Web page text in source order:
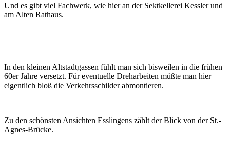
Und es gibt viel Fachwerk, wie hier an der Sektkellerei Kessler und
am Alten Rathaus.
In den kleinen Altstadtgassen fühlt man sich bisweilen in die frühen
60er Jahre versetzt. Für eventuelle Dreharbeiten müßte man hier
eigentlich bloß die Verkehrsschilder abmontieren.
Zu den schönsten Ansichten Esslingens zählt der Blick von der St.-
Agnes-Brücke.